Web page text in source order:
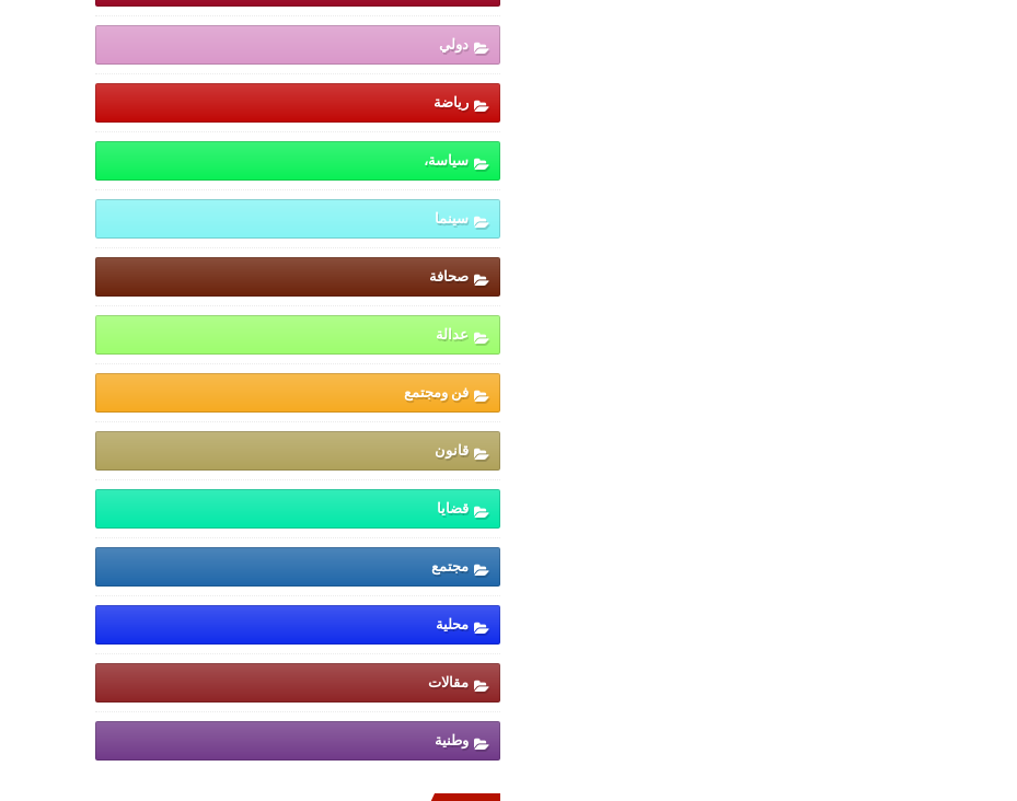
دولي
رياضة
سياسة،
سينما
صحافة
عدالة
فن ومجتمع
قانون
قضايا
مجتمع
محلية
مقالات
وطنية